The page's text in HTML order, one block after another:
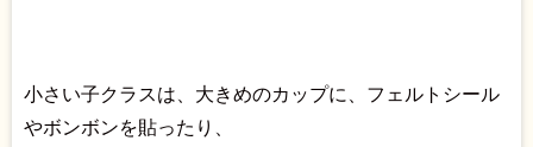
小さい子クラスは、大きめのカップに、フェルトシール
やボンボンを貼ったり、